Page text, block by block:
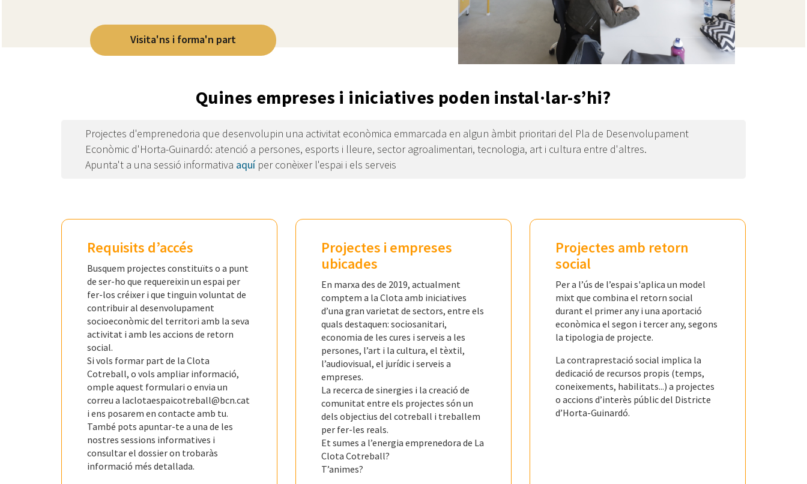
Visita'ns i forma'n part
Quines empreses i iniciatives poden instal·lar-s’hi?
Projectes d'emprenedoria que desenvolupin una activitat econòmica emmarcada en algun àmbit prioritari del Pla de Desenvolupament
Econòmic d'Horta-Guinardó: atenció a persones, esports i lleure, sector agroalimentari, tecnologia, art i cultura entre d'altres.
Apunta't a una sessió informativa aquíper conèixer l'espai i els serveis
Requisits d’accés
Busquem projectes constituïts o a punt
de ser-ho que requereixin un espai per
fer-los créixer i que tinguin voluntat de
contribuir al desenvolupament
socioeconòmic del territori amb la seva
activitat i amb les accions de retorn
social.
Si vols formar part de la Clota
Cotreball, o vols ampliar informació,
omple aquest formulari o envia un
correu a laclotaespaicotreball@bcn.cat
i ens posarem en contacte amb tu.
També pots apuntar-te a una de les
nostres sessions informatives i
consultar el dossier on trobaràs
informació més detallada.
Projectes i empreses
ubicades
En marxa des de 2019, actualment
comptem a la Clota amb iniciatives
d’una gran varietat de sectors, entre els
quals destaquen: sociosanitari,
economia de les cures i serveis a les
persones, l’art i la cultura, el tèxtil,
l’audiovisual, el jurídic i serveis a
empreses.
La recerca de sinergies i la creació de
comunitat entre els projectes són un
dels objectius del cotreball i treballem
per fer-les reals.
Et sumes a l’energia emprenedora de La
Clota Cotreball?
T’animes?
Projectes amb retorn
social
Per a l’ús de l’espai s'aplica un model
mixt que combina el retorn social
durant el primer any i una aportació
econòmica el segon i tercer any, segons
la tipologia de projecte.
La contraprestació social implica la
dedicació de recursos propis (temps,
coneixements, habilitats...) a projectes
o accions d’interès públic del Districte
d’Horta-Guinardó.